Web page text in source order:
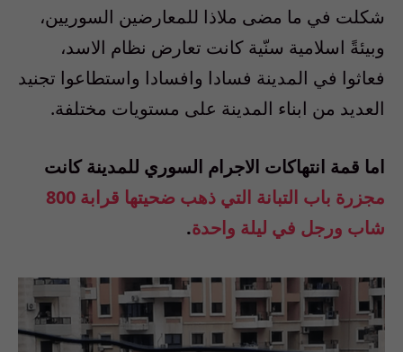
شكلت في ما مضى ملاذا للمعارضين السوريين،
وبيئةً اسلامية سنّية كانت تعارض نظام الاسد،
فعاثوا في المدينة فسادا وافسادا واستطاعوا تجنيد
العديد من ابناء المدينة على مستويات مختلفة.
اما قمة انتهاكات الاجرام السوري للمدينة كانت
مجزرة باب التبانة التي ذهب ضحيتها قرابة
شاب ورجل في ليلة واحدة.